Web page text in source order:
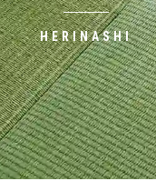
HERINASHI